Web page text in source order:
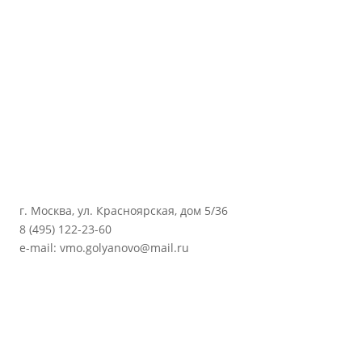
г. Москва, ул. Красноярская, дом 5/36
8 (495) 122-23-60
e-mail: vmo.golyanovo@mail.ru